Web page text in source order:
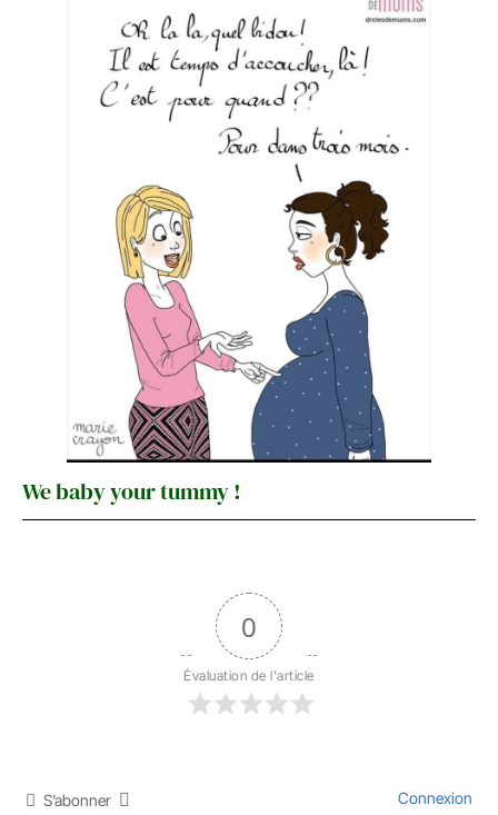
We baby your tummy !
0
Évaluation de l'article
S’abonner Connexion